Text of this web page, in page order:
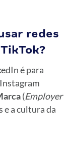
redes
é para
(Employer
e a cultura da